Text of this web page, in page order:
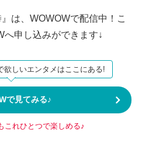
は、WOWOWで配信中！こ
へ申し込みができます↓
欲しいエンタメはここにある!
で見てみる♪
これひとつで楽しめる♪